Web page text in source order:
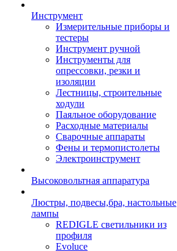
Инструмент
Измерительные приборы и
тестеры
Инструмент ручной
Инструменты для
опрессовки, резки и
изоляции
Лестницы, строительные
ходули
Паяльное оборудование
Расходные материалы
Сварочные аппараты
Фены и термопистолеты
Электроинструмент
Высоковольтная аппаратура
Люстры, подвесы,бра, настольные
лампы
REDIGLE светильники из
профиля
Evoluce